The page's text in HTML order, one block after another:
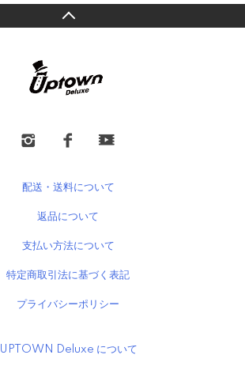
配送・送料について
返品について
支払い方法について
特定商取引法に基づく表記
プライバシーポリシー
UPTOWN Deluxe について